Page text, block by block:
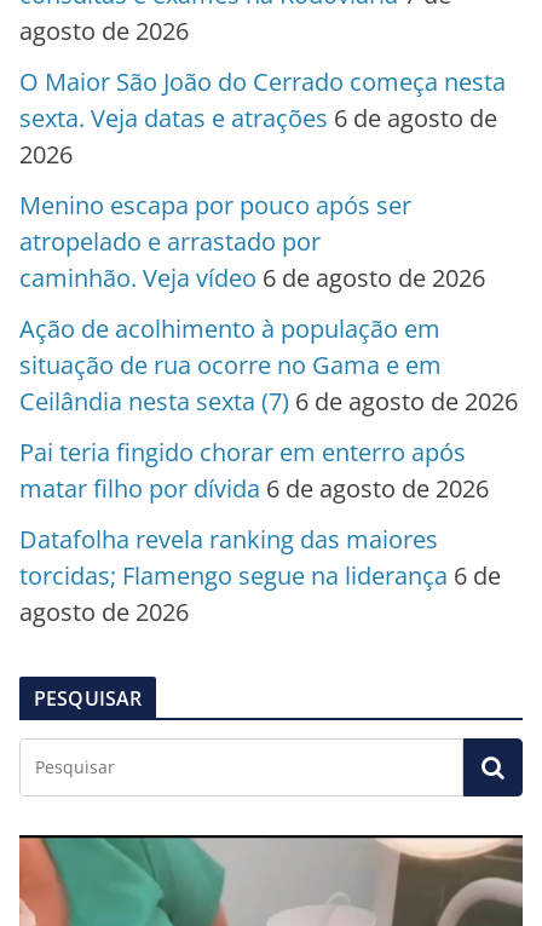
agosto de 2026
O Maior São João do Cerrado começa nesta
sexta. Veja datas e atrações 6 de agosto de
2026
Menino escapa por pouco após ser
atropelado e arrastado por
caminhão. Veja vídeo 6 de agosto de 2026
Ação de acolhimento à população em
situação de rua ocorre no Gama e em
Ceilândia nesta sexta (7) 6 de agosto de 2026
Pai teria fingido chorar em enterro após
matar filho por dívida 6 de agosto de 2026
Datafolha revela ranking das maiores
torcidas; Flamengo segue na liderança 6 de
agosto de 2026
PESQUISAR